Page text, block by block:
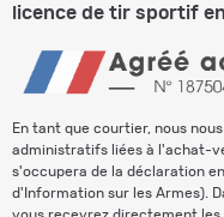
licence de tir sportif
En tant que courtier, nous
administratifs liées à l'achat-
s'occupera de la déclaration
d'Information sur les Armes).